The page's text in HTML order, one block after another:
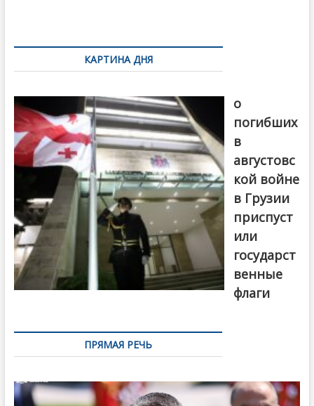
по
записямКАРТИНА ДНЯ
о
погибших
в
августовс
кой войне
в Грузии
приспуст
или
государст
венные
флаги
ПРЯМАЯ РЕЧЬ